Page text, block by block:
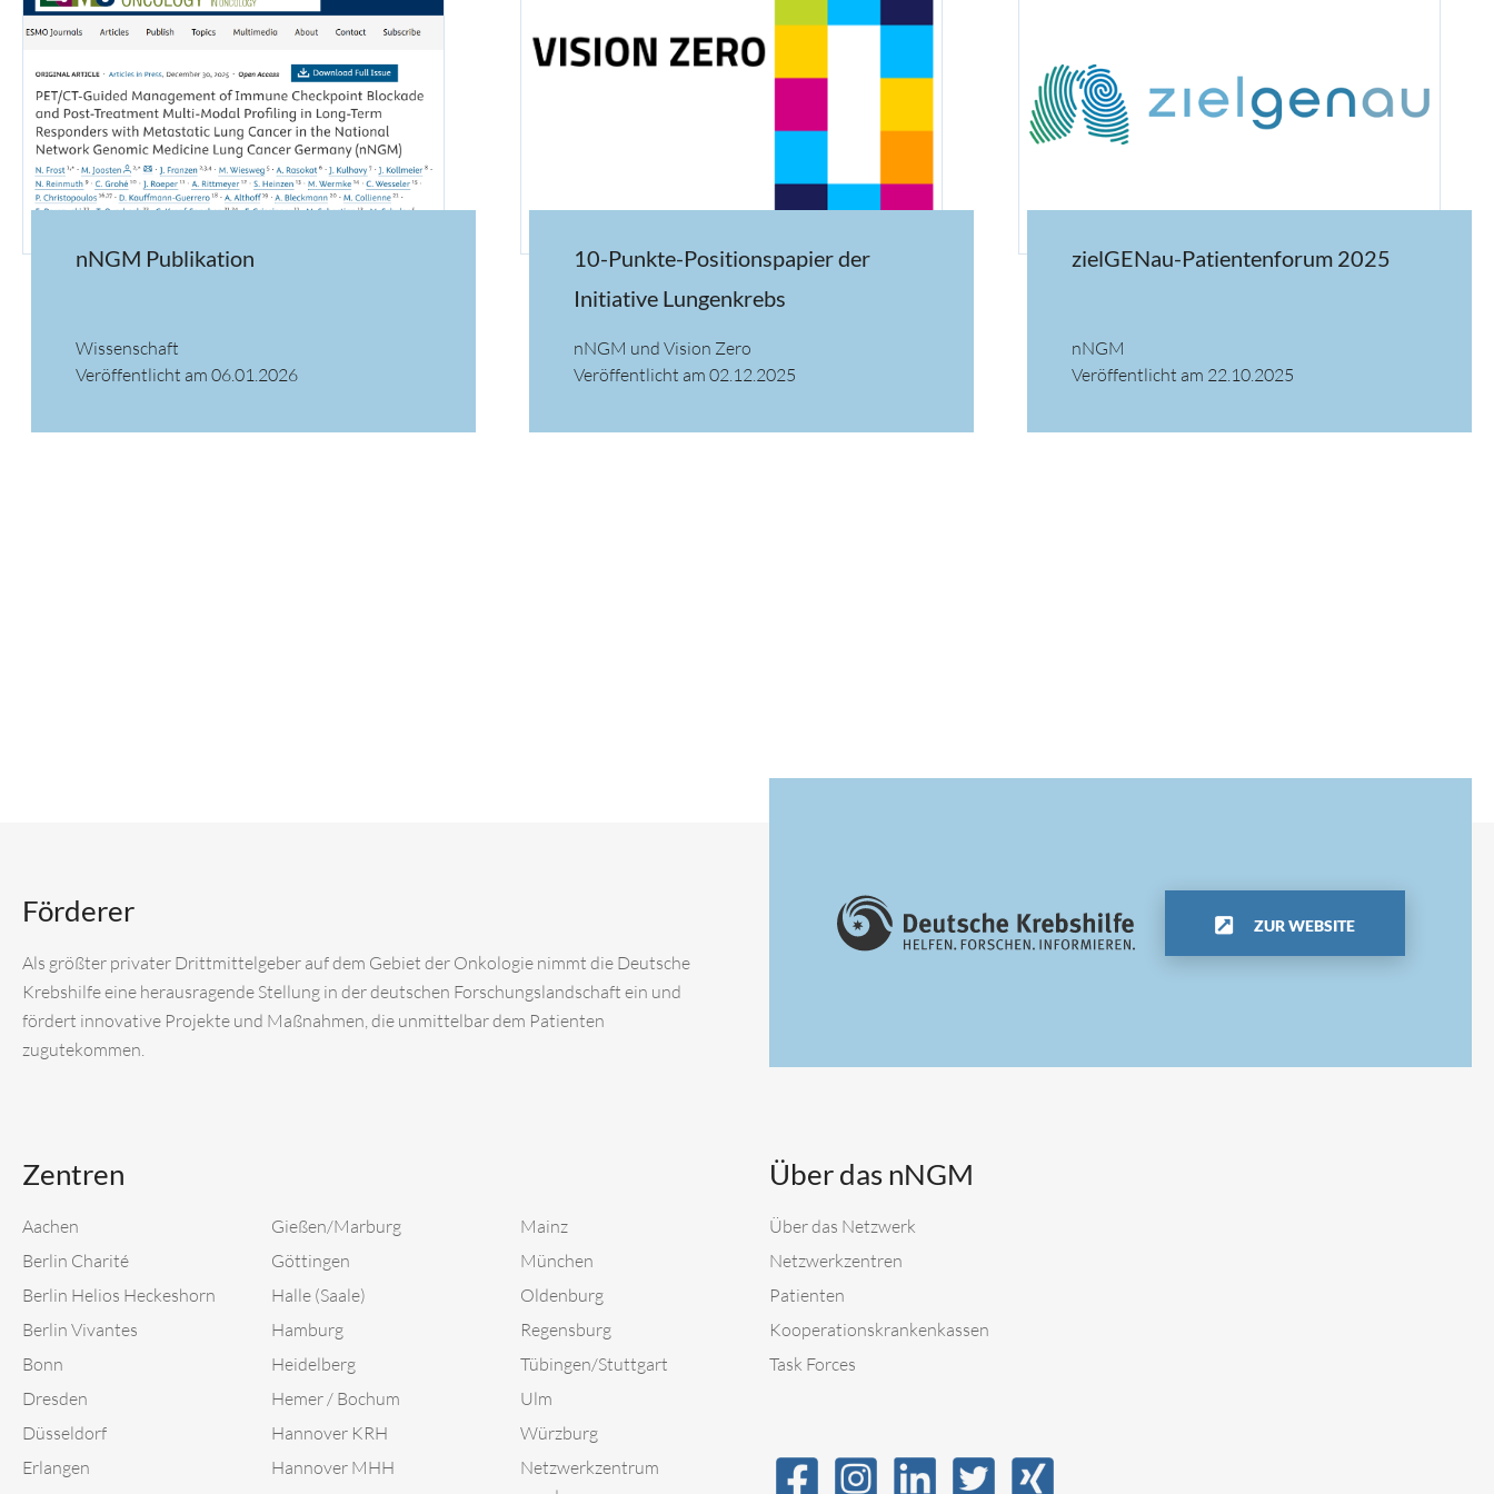
nNGM Publikation
Wissenschaft
Veröffentlicht am 06.01.2026
10-Punkte-Positionspapier der
Initiative Lungenkrebs
nNGM und Vision Zero
Veröffentlicht am 02.12.2025
zielGENau-Patientenforum 2025
nNGM
Veröffentlicht am 22.10.2025
Förderer
Als größter privater Drittmittelgeber auf dem Gebiet der Onkologie nimmt die Deutsche
Krebshilfe eine herausragende Stellung in der deutschen Forschungslandschaft ein und
fördert innovative Projekte und Maßnahmen, die unmittelbar dem Patienten
zugutekommen.
ZUR WEBSITE
Zentren
Aachen
Berlin Charité
Berlin Helios Heckeshorn
Berlin Vivantes
Bonn
Dresden
Düsseldorf
Erlangen
Gießen/Marburg
Göttingen
Halle (Saale)
Hamburg
Heidelberg
Hemer / Bochum
Hannover KRH
Hannover MHH
Mainz
München
Oldenburg
Regensburg
Tübingen/Stuttgart
Ulm
Würzburg
Netzwerkzentrum
Über das nNGM
Über das Netzwerk
Netzwerkzentren
Patienten
Kooperationskrankenkassen
Task Forces